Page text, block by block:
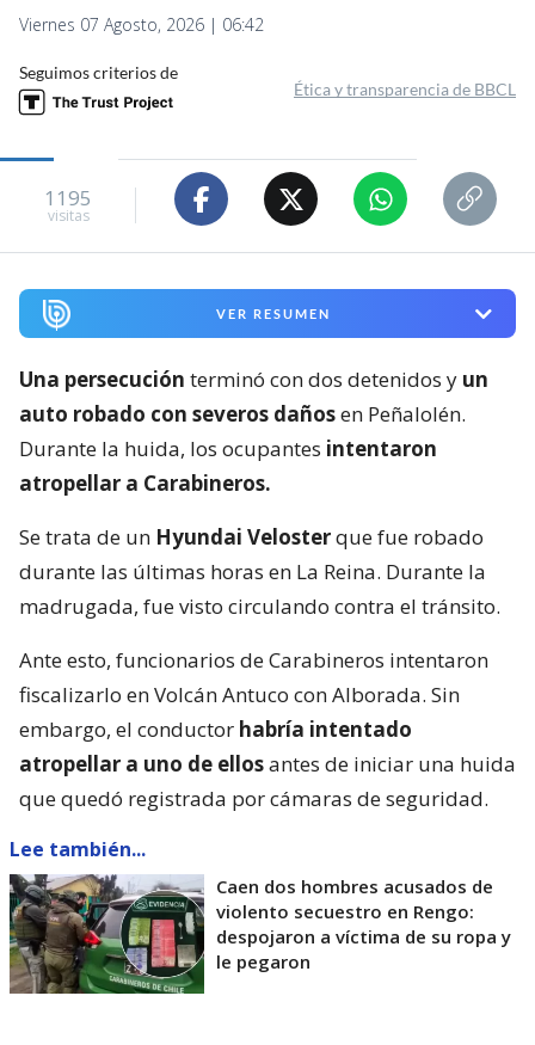
Viernes 07 Agosto, 2026 | 06:42
Seguimos criterios de
Ética y transparencia de BBCL
1195
visitas
VER RESUMEN
Una persecución terminó con dos detenidos y un
auto robado con severos dañosen Peñalolén.
Durante la huida, los ocupantes intentaron
atropellar a Carabineros.
Se trata de un Hyundai Velosterque fue robado
durante las últimas horas en La Reina. Durante la
madrugada, fue visto circulando contra el tránsito.
Ante esto, funcionarios de Carabineros intentaron
fiscalizarlo en Volcán Antuco con Alborada. Sin
embargo, el conductor habría intentado
atropellar a uno de ellosantes de iniciar una huida
que quedó registrada por cámaras de seguridad.
Lee también...
Caen dos hombres acusados de
violento secuestro en Rengo:
despojaron a víctima de su ropa y
le pegaron